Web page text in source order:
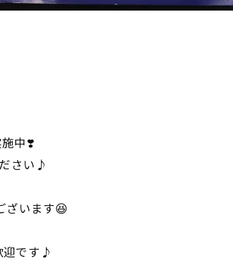
中❣️
さい♪
ざいます😆
迎です♪